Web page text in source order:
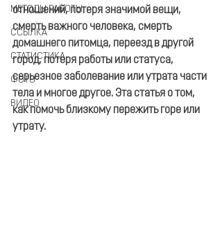
МЕТОДЫ РАБОТЫ
ССЫЛКА
СТАТИСТИКА
ФОТО
ВИДЕО
отношений, потеря значимой вещи,
смерть важного человека, смерть
домашнего питомца, переезд в другой
город, потеря работы или статуса,
серьезное заболевание или утрата части
тела и многое другое. Эта статья о том,
как помочь близкому пережить горе или
утрату.